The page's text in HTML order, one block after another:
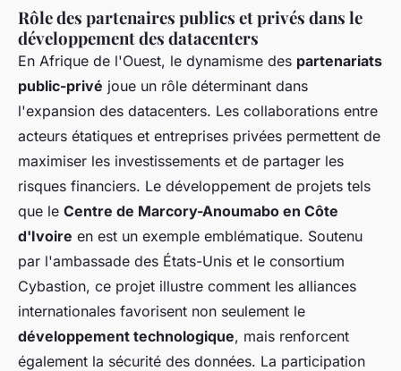
Rôle des partenaires publics et privés dans le
développement des datacenters
En Afrique de l'Ouest, le dynamisme des partenariats
public-privé joue un rôle déterminant dans
l'expansion des datacenters. Les collaborations entre
acteurs étatiques et entreprises privées permettent de
maximiser les investissements et de partager les
risques financiers. Le développement de projets tels
que le Centre de Marcory-Anoumabo en Côte
d'Ivoire en est un exemple emblématique. Soutenu
par l'ambassade des États-Unis et le consortium
Cybastion, ce projet illustre comment les alliances
internationales favorisent non seulement le
développement technologique, mais renforcent
également la sécurité des données. La participation